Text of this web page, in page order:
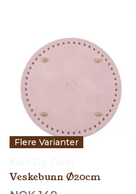
Flere Varianter
Veskebunn Ø20cm